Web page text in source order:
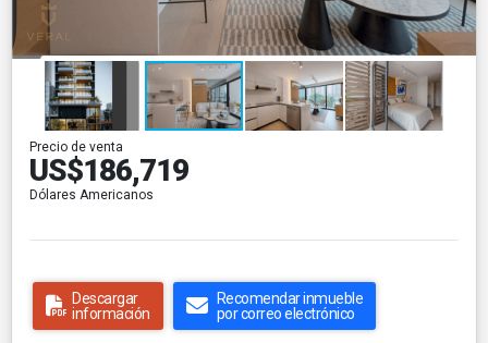
Precio de venta
US$186,719
Dólares Americanos
Descargar
información
Recomendar inmueble
por correo electrónico